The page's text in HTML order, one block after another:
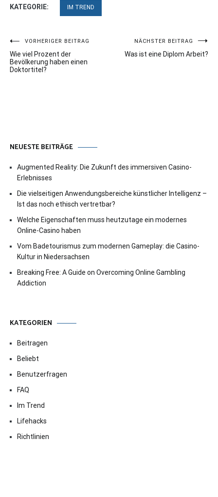
KATEGORIE: IM TREND
Beitragsnavigation
VORHERIGER BEITRAG
Wie viel Prozent der
Bevölkerung haben einen
Doktortitel?
NÄCHSTER BEITRAG
Was ist eine Diplom Arbeit?
NEUESTE BEITRÄGE
Augmented Reality: Die Zukunft des immersiven Casino-
Erlebnisses
Die vielseitigen Anwendungsbereiche künstlicher Intelligenz –
Ist das noch ethisch vertretbar?
Welche Eigenschaften muss heutzutage ein modernes
Online-Casino haben
Vom Badetourismus zum modernen Gameplay: die Casino-
Kultur in Niedersachsen
Breaking Free: A Guide on Overcoming Online Gambling
Addiction
KATEGORIEN
Beitragen
Beliebt
Benutzerfragen
FAQ
Im Trend
Lifehacks
Richtlinien